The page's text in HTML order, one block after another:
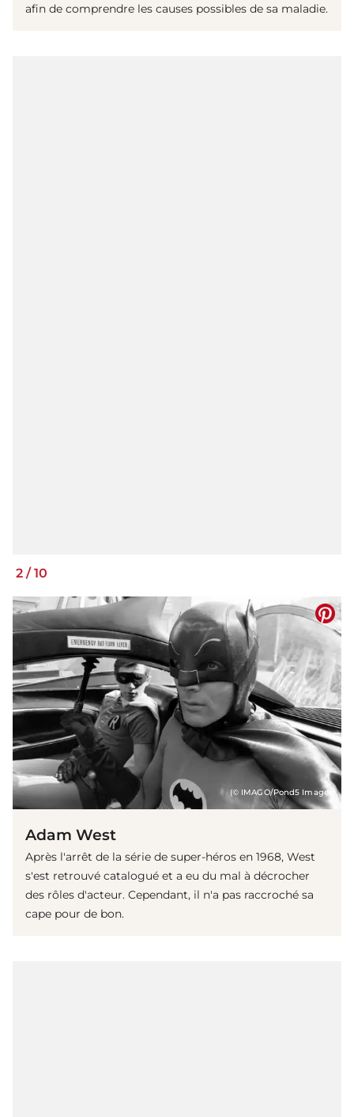
afin de comprendre les causes possibles de sa maladie.
2 /10
(© IMAGO/Pond5 Images)
Adam West
Après l'arrêt de la série de super-héros en 1968, West
s'est retrouvé catalogué et a eu du mal à décrocher
des rôles d'acteur. Cependant, il n'a pas raccroché sa
cape pour de bon.